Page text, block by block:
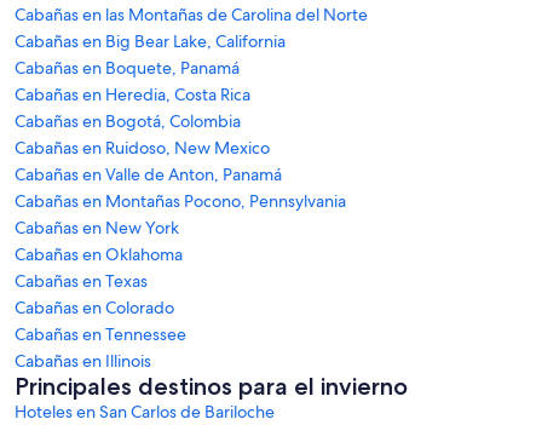
Cabañas en las Montañas de Carolina del Norte
Cabañas en Big Bear Lake, California
Cabañas en Boquete, Panamá
Cabañas en Heredia, Costa Rica
Cabañas en Bogotá, Colombia
Cabañas en Ruidoso, New Mexico
Cabañas en Valle de Anton, Panamá
Cabañas en Montañas Pocono, Pennsylvania
Cabañas en New York
Cabañas en Oklahoma
Cabañas en Texas
Cabañas en Colorado
Cabañas en Tennessee
Cabañas en Illinois
Principales destinos para el invierno
Hoteles en San Carlos de Bariloche